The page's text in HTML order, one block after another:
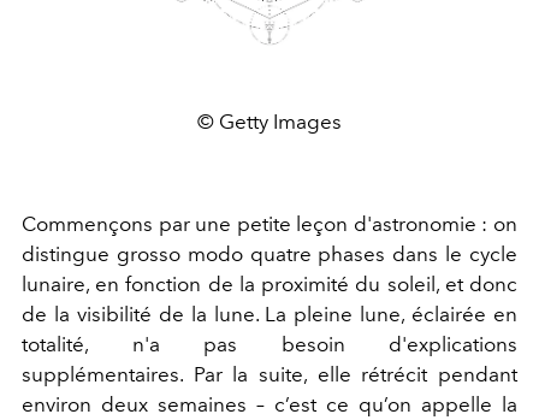
© Getty Images
Commençons par une petite leçon d'astronomie : on
distingue grosso modo quatre phases dans le cycle
lunaire, en fonction de la proximité du soleil, et donc
de la visibilité de la lune. La pleine lune, éclairée en
totalité, n'a pas besoin d'explications
supplémentaires. Par la suite, elle rétrécit pendant
environ deux semaines – c’est ce qu’on appelle la